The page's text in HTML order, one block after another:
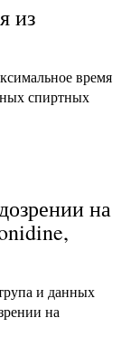
из
время
спиртных
на
и данных
на